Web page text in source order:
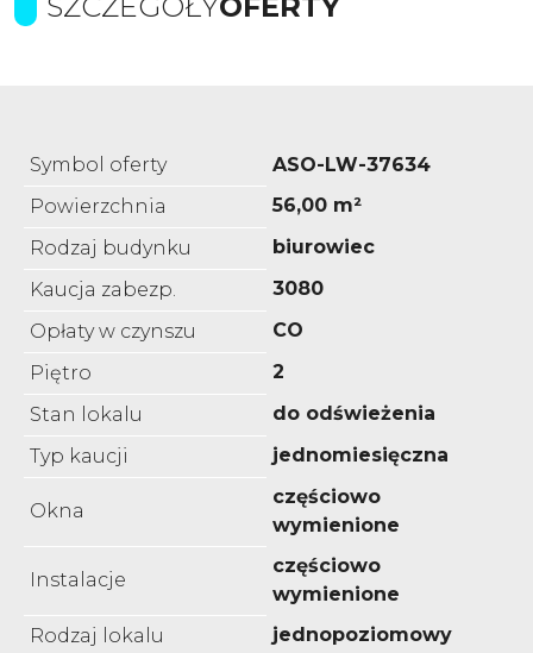
Symbol oferty
ASO-LW-37634
Powierzchnia
56,00 m²
Rodzaj budynku
biurowiec
Kaucja zabezp.
3080
Opłaty w czynszu
CO
Piętro
2
Stan lokalu
do odświeżenia
Typ kaucji
jednomiesięczna
Okna
częściowo
wymienione
Instalacje
częściowo
wymienione
Rodzaj lokalu
jednopoziomowy